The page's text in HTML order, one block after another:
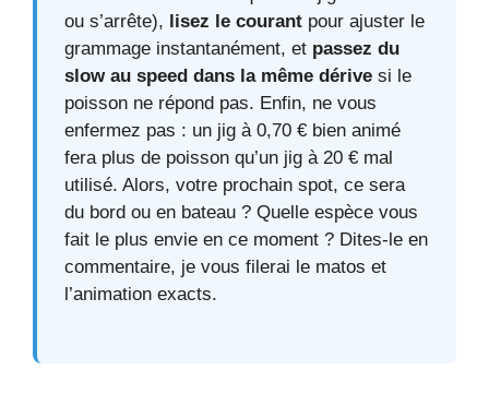
ou s’arrête),
lisez le courant pour ajuster le
grammage instantanément, et passez du
slow au speed dans la même dérive si le
poisson ne répond pas. Enfin, ne vous
enfermez pas : un jig à 0,70 € bien animé
fera plus de poisson qu’un jig à 20 € mal
utilisé. Alors, votre prochain spot, ce sera
du bord ou en bateau ? Quelle espèce vous
fait le plus envie en ce moment ? Dites-le en
commentaire, je vous filerai le matos et
l’animation exacts.